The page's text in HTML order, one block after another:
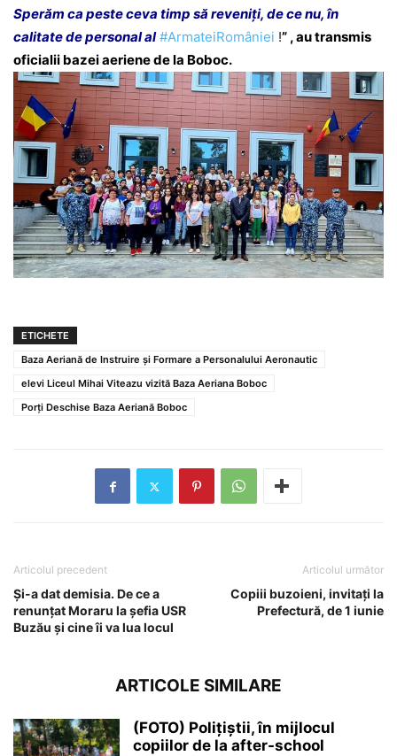
Sperăm ca peste ceva timp să reveniți, de ce nu, în
calitate de personal al #ArmateiRomâniei !” , au transmis
oficialii bazei aeriene de la Boboc.
ETICHETE
Baza Aeriană de Instruire şi Formare a Personalului Aeronautic
elevi Liceul Mihai Viteazu vizită Baza Aeriana Boboc
Porți Deschise Baza Aeriană Boboc
Articolul precedent
Și-a dat demisia. De ce a
renunțat Moraru la șefia USR
Buzău și cine îi va lua locul
Articolul următor
Copiii buzoieni, invitați la
Prefectură, de 1 iunie
ARTICOLE SIMILARE
(FOTO) Polițiștii, în mijlocul
copiilor de la after-school